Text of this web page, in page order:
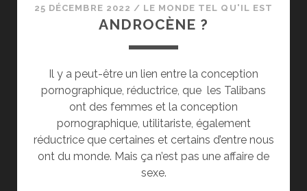
25 DÉCEMBRE 2022 / LE MONDE TEL QU'IL EST
ANDROCÈNE ?
Il y a peut-être un lien entre la conception
pornographique, réductrice, que les Talibans
ont des femmes et la conception
pornographique, utilitariste, également
réductrice que certaines et certains d’entre nous
ont du monde. Mais ça n’est pas une affaire de
sexe.